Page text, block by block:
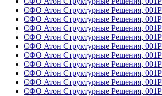
СФО Атон Структурные Решения,
СФО Атон Структурные Решения,
СФО Атон Структурные Решения,
СФО Атон Структурные Решения,
СФО Атон Структурные Решения,
СФО Атон Структурные Решения,
СФО Атон Структурные Решения,
СФО Атон Структурные Решения,
СФО Атон Структурные Решения,
СФО Атон Структурные Решения,